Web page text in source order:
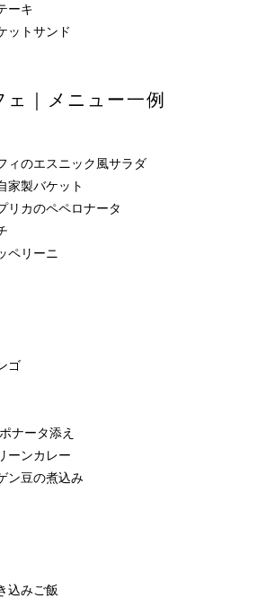
ーキ
サンド
ェ｜メニュー一例
ィのエスニック風サラダ
家製バケット
リカのペペロナータ
ペリーニ
ゴ
ナータ添え
ーンカレー
ン豆の煮込み
込みご飯
トラン全般に関する
お問合せはこちら